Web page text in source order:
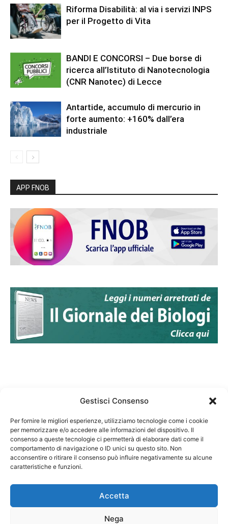
Gestisci Consenso
Per fornire le migliori esperienze, utilizziamo tecnologie come i cookie
per memorizzare e/o accedere alle informazioni del dispositivo. Il
consenso a queste tecnologie ci permetterà di elaborare dati come il
comportamento di navigazione o ID unici su questo sito. Non
acconsentire o ritirare il consenso può influire negativamente su alcune
caratteristiche e funzioni.
Accetta
Nega
Riforma Disabilità: al via i servizi INPS
per il Progetto di Vita
BANDI E CONCORSI – Due borse di
ricerca all’Istituto di Nanotecnologia
(CNR Nanotec) di Lecce
Antartide, accumulo di mercurio in
forte aumento: +160% dall’era
industriale
APP FNOB
Federazione Nazionale Degli Ordini dei Biologi:
codice fiscale 80069130583
Responsabile sito internet www.fnob.it: